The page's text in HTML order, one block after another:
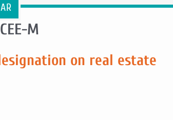
M
on real estate